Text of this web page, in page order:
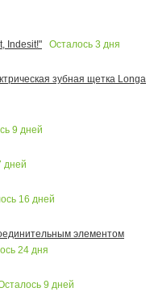
Indesit!"
Осталось 3 дня
зубная щетка Longa
9 дней
дней
16 дней
элементом
24 дня
9 дней